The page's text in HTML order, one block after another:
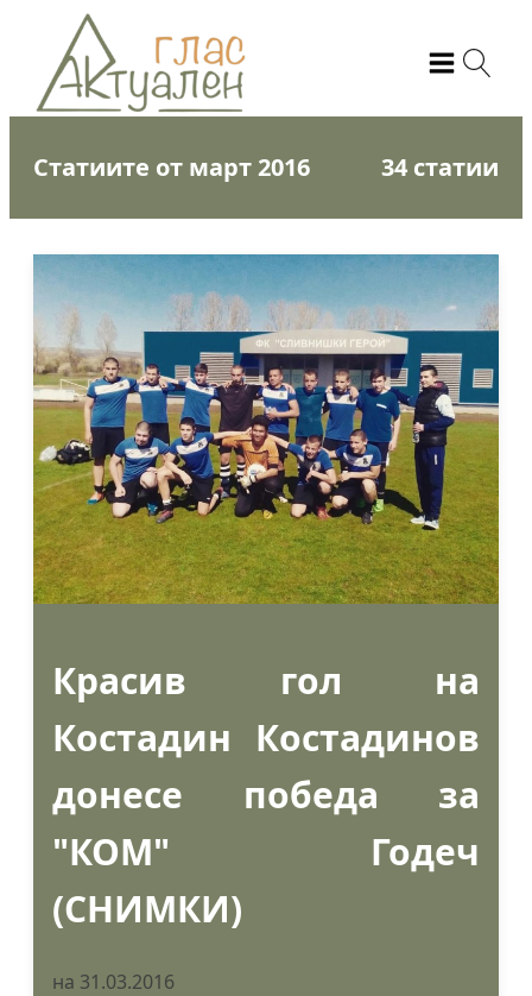
Статиите от март 2016 34 статии
Красив гол на
Костадин Костадинов
донесе победа за
"КОМ" Годеч
(СНИМКИ)
на 31.03.2016